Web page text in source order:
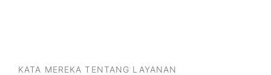
KATA MEREKA TENTANG LAYANAN